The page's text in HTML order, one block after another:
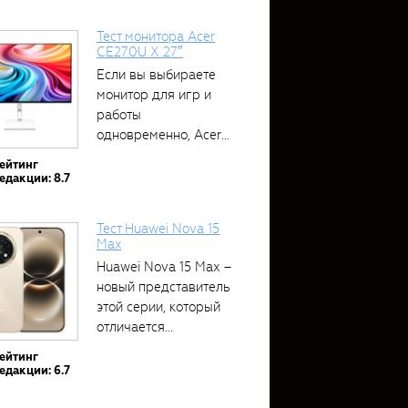
8.7
Тест монитора Acer
CE270U X 27″
Если вы выбираете
монитор для игр и
работы
одновременно, Acer
6.7
Тест Huawei Nova 15
Max
Huawei Nova 15 Max –
новый представитель
этой серии, который
отличается...